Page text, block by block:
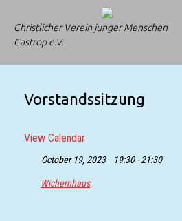
springenChristlicher Verein junger Menschen
Castrop e.V.
Vorstandssitzung
View Calendar
October 19, 2023 19:30 - 21:30
Wichernhaus